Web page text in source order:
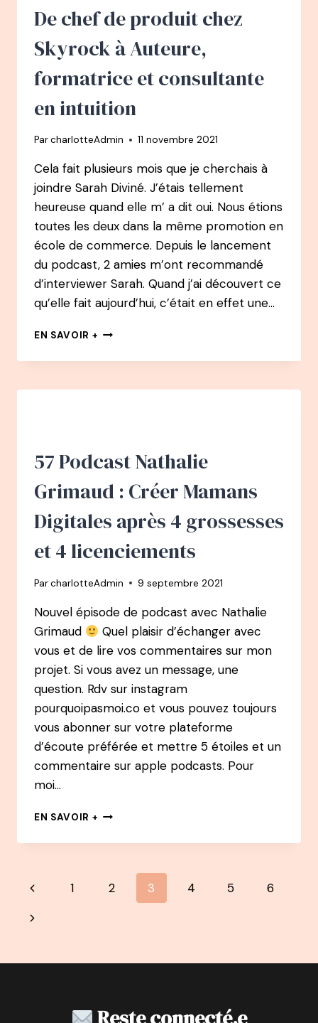
DE
PRÉMATURÉ,
À
DE
SOS
De chef de produit chez
Skyrock à Auteure,
formatrice et consultante
en intuition
ParcharlotteAdmin 11 novembre 2021
Cela fait plusieurs mois que je cherchais à
joindre Sarah Diviné. J’étais tellement
heureuse quand elle m’ a dit oui. Nous étions
toutes les deux dans la même promotion en
école de commerce. Depuis le lancement
du podcast, 2 amies m’ont recommandé
d’interviewer Sarah. Quand j’ai découvert ce
qu’elle fait aujourd’hui, c’était en effet une…
EN SAVOIR + PODCAST
–
DIVINÉ
PRODUIT
SKYROCK
AUTEURE,
ET
EN
57 Podcast Nathalie
Grimaud : Créer Mamans
Digitales après 4 grossesses
et 4 licenciements
ParcharlotteAdmin 9 septembre 2021
Nouvel épisode de podcast avec Nathalie
Grimaud
Quel plaisir d’échanger avec
vous et de lire vos commentaires sur mon
projet. Si vous avez un message, une
question. Rdv sur instagram
pourquoipasmoi.co et vous pouvez toujours
vous abonner sur votre plateforme
d’écoute préférée et mettre 5 étoiles et un
commentaire sur apple podcasts. Pour
moi…
EN SAVOIR + 57
NATHALIE
CRÉER
MAMANS
GROSSESSES
LICENCIEMENTS
Navigation
de
Page
précédente
1 2 3 4 5
6
Page